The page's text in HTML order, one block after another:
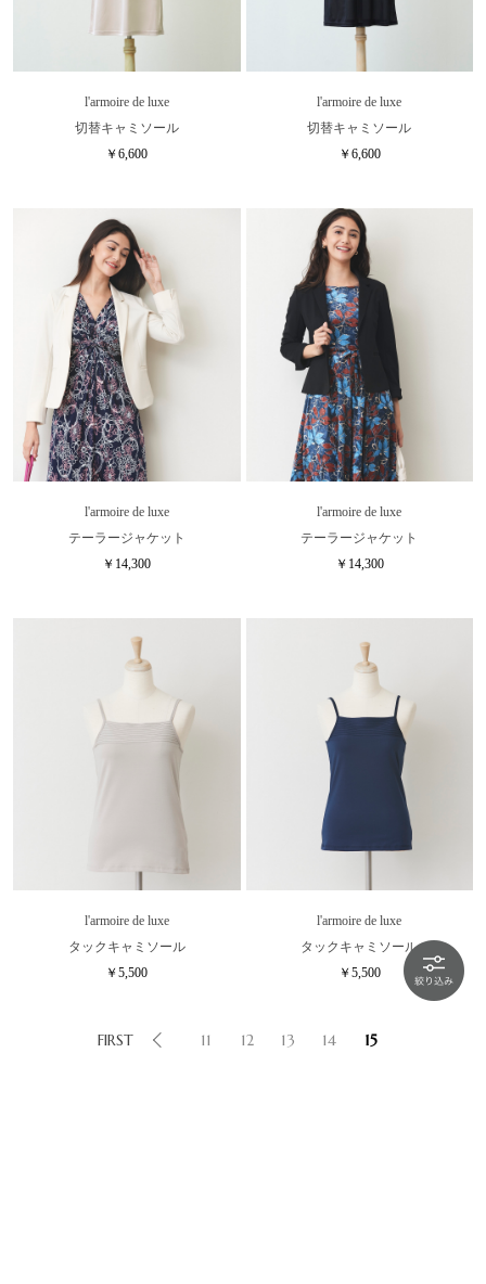
l'armoire de luxe
切替キャミソール
￥6,600
l'armoire de luxe
切替キャミソール
￥6,600
l'armoire de luxe
テーラージャケット
￥14,300
l'armoire de luxe
テーラージャケット
￥14,300
l'armoire de luxe
タックキャミソール
￥5,500
l'armoire de luxe
タックキャミソール
￥5,500
FIRST 11 12 13 14 15